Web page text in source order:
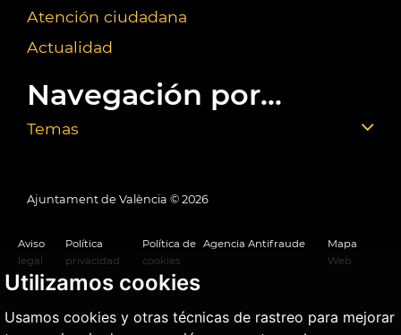
Utilizamos cookies
Usamos cookies y otras técnicas de rastreo para mejorar
Atención ciudadana
Actualidad
Navegación por...
Temas
Ajuntament de València © 2026
Aviso
legal
Política
privacidad
Política de
cookies
Agencia Antifraude
Mapa
Web